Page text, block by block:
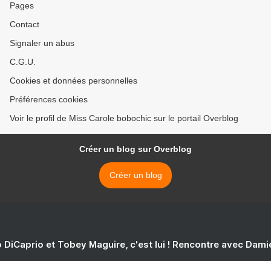
Pages
Contact
Signaler un abus
C.G.U.
Cookies et données personnelles
Préférences cookies
Voir le profil de Miss Carole bobochic sur le portail Overblog
Créer un blog sur Overblog
Créer un blog
DiCaprio et Tobey Maguire, c'est lui ! Rencontre avec